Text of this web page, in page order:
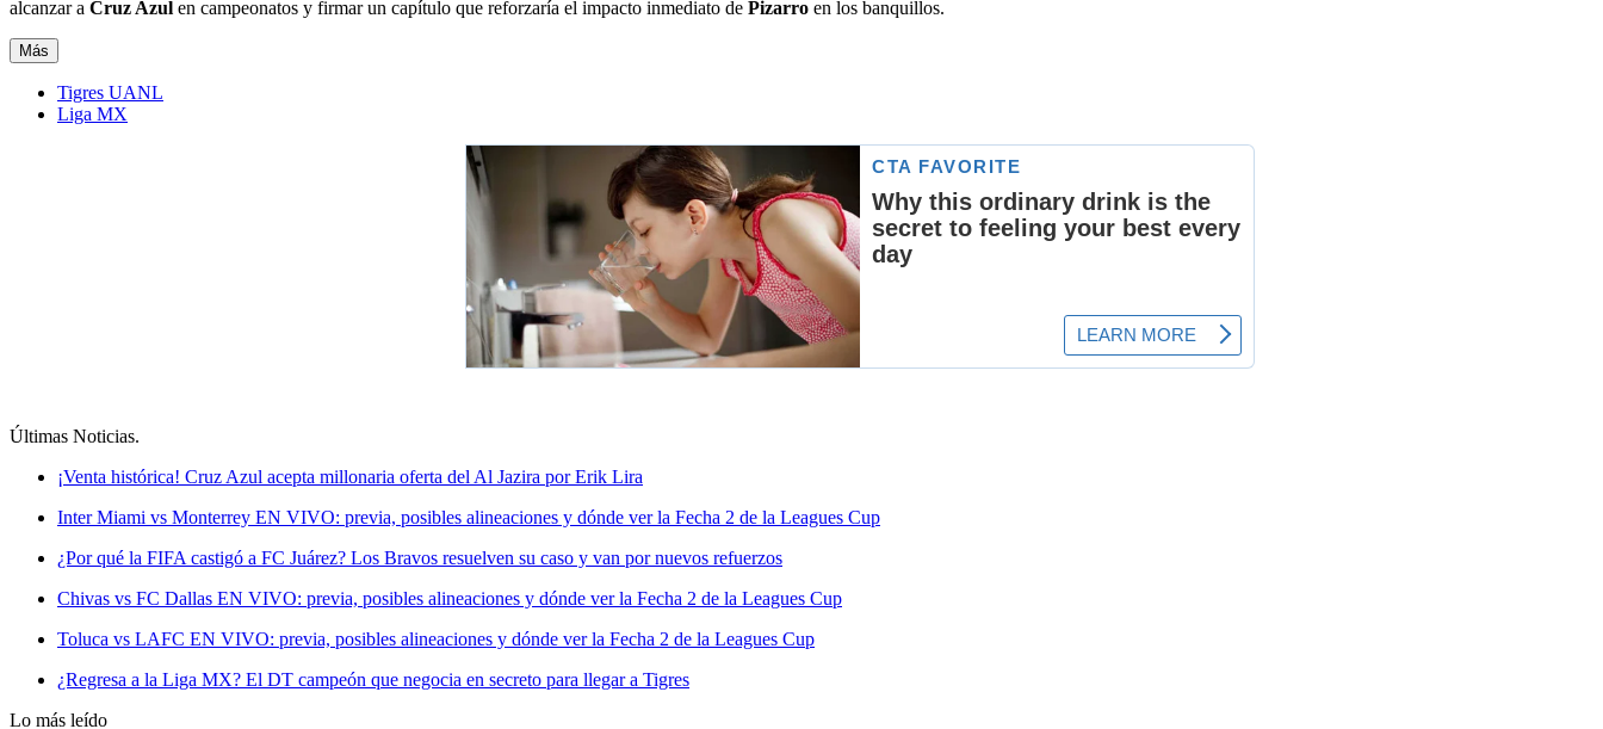
alcanzar a Cruz Azul en campeonatos y firmar un capítulo que reforzaría el impacto inmediato de Pizarro en los banquillos.
Más
Tigres UANL
Liga MX
Últimas Noticias.
¡Venta histórica! Cruz Azul acepta millonaria oferta del Al Jazira por Erik Lira
Inter Miami vs Monterrey EN VIVO: previa, posibles alineaciones y dónde ver la Fecha 2 de la Leagues Cup
¿Por qué la FIFA castigó a FC Juárez? Los Bravos resuelven su caso y van por nuevos refuerzos
Chivas vs FC Dallas EN VIVO: previa, posibles alineaciones y dónde ver la Fecha 2 de la Leagues Cup
Toluca vs LAFC EN VIVO: previa, posibles alineaciones y dónde ver la Fecha 2 de la Leagues Cup
¿Regresa a la Liga MX? El DT campeón que negocia en secreto para llegar a Tigres
Lo más leído